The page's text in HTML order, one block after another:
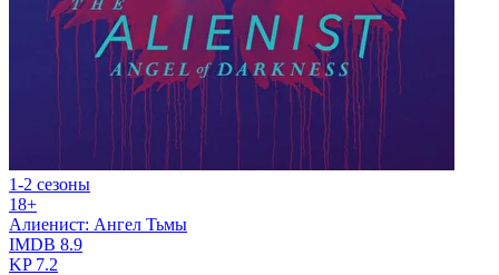
1-2 сезоны
18+
Алиенист: Ангел Тьмы
IMDB 8.9
KP7.2